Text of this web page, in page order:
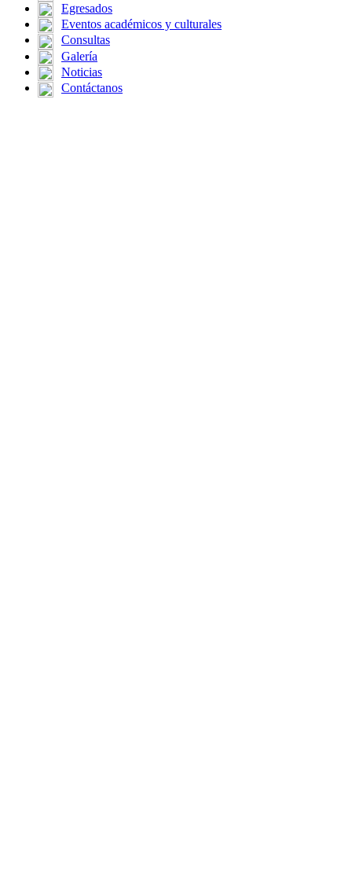
Egresados
Eventos académicos y culturales
Consultas
Galería
Noticias
Contáctanos